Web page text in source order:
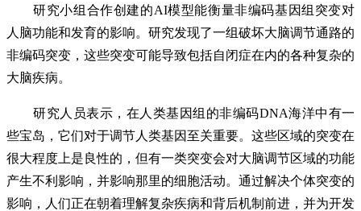
研究小组合作创建的AI模型能衡量非编码基因组突变对
人脑功能和发育的影响。研究发现了一组破坏大脑调节通路的
非编码突变，这些突变可能导致包括自闭症在内的各种复杂的
大脑疾病。
研究人员表示，在人类基因组的非编码DNA海洋中有一
些宝岛，它们对于调节人类基因至关重要。这些区域的突变在
很大程度上是良性的，但有一类突变会对大脑调节区域的功能
产生不利影响，并影响那里的细胞活动。通过解决个体突变的
影响，人们正在朝着理解复杂疾病和背后机制前进，并为开发